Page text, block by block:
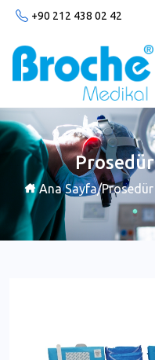
+90 212 438 02 42
Ana Sayfa/